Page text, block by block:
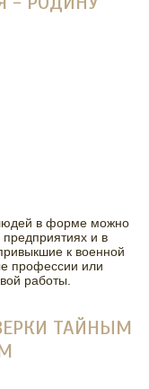
в форме можно
предприятиях и в
к военной
профессии или
работы.
ТАЙНЫМ